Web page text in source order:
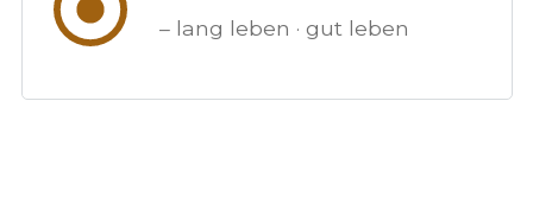
– lang leben · gut leben